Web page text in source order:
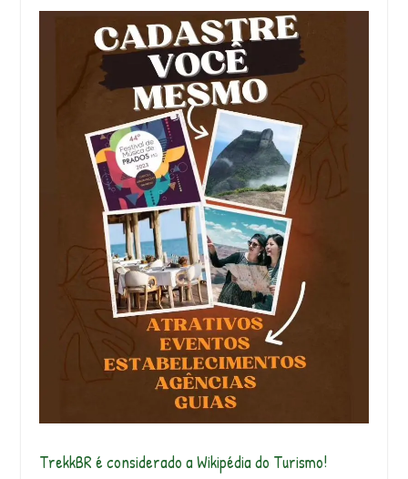
TrekkBR é considerado a Wikipédia do Turismo!